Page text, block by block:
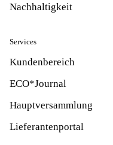
Nachhaltigkeit
Services
Kundenbereich
ECO*Journal
Hauptversammlung
Lieferantenportal